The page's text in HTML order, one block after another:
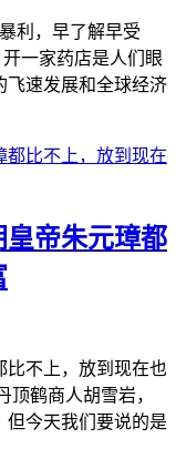
利，早了解早受
一家药店是人们眼
飞速发展和全球经济
帝朱元璋都
比不上，放到现在也
顶鹤商人胡雪岩，
但今天我们要说的是